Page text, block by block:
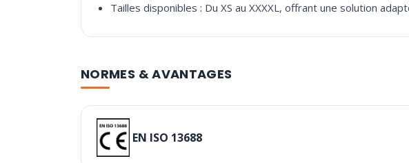
Tailles disponibles : Du XS au XXXXL, offrant une solution
NORMES & AVANTAGES
EN ISO 13688